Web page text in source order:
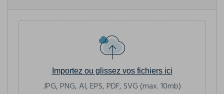
Importez ou glissez vos fichiers ici
JPG, PNG, AI, EPS, PDF, SVG (max. 10mb)